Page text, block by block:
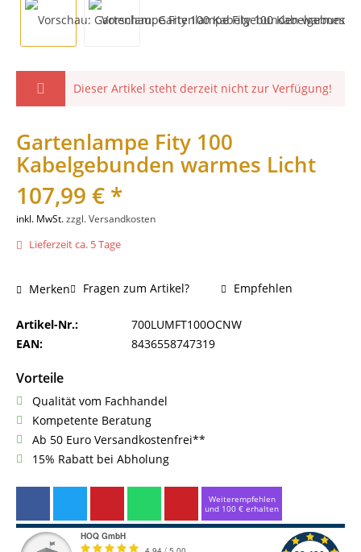
Dieser Artikel steht derzeit nicht zur Verfügung!
Gartenlampe Fity 100
Kabelgebunden warmes Licht
107,99 € *
inkl. MwSt.zzgl. Versandkosten
Lieferzeit ca. 5 Tage
Merken Fragen zum Artikel? Empfehlen
Artikel-Nr.:
700LUMFT100OCNW
EAN:
8436558747319
Vorteile
Qualität vom Fachhandel
Kompetente Beratung
Ab 50 Euro Versandkostenfrei**
15% Rabatt bei Abholung
Weiterempfehlen
und 100 € erhalten